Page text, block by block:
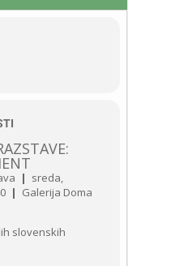
| sreda,
| Galerija Doma
slovenskih